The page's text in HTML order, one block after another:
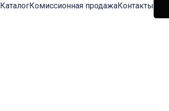
КаталогКомиссионная продажаКонтакты